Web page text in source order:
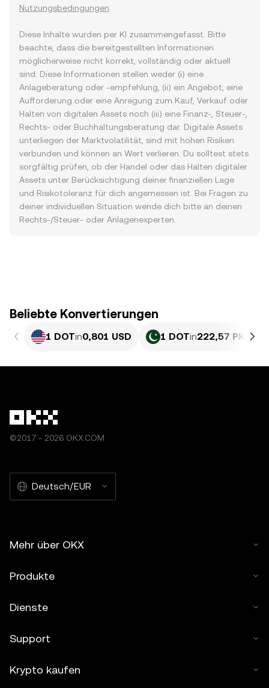
Nutzungsbedingungen
Diese Inhalte wurden per KI zusammengefasst. Bitte
beachte, dass die bereitgestellten Informationen
möglicherweise nicht korrekt, vollständig oder aktuell
sind. Diese Informationen stellen weder (i) eine
Anlageberatung oder -empfehlung, (ii) ein Angebot, eine
Aufforderung oder eine Anregung zum Kauf, Verkauf oder
Halten von digitalen Assets noch (iii) eine Finanz-, Steuer-,
Rechts- oder Buchhaltungsberatung dar. Digitale Assets
unterliegen der Marktvolatilität, sind mit hohen Risiken
verbunden und können an Wert verlieren. Du solltest stets
sorgfältig prüfen, ob der Handel oder das Halten digitaler
Assets unter Berücksichtigung deiner finanziellen Lage
und Risikotoleranz für dich angemessen ist. Bei Fragen zu
deiner individuellen Situation wende dich bitte an deinen
Rechts-/Steuer- oder Anlagenexperten.
Beliebte Konvertierungen
1 DOTin0,801 USD 1 DOTin222,57 PKR
©2017 - 2026 OKX.COM
Deutsch/EUR
Mehr über OKX
Produkte
Dienste
Support
Krypto kaufen